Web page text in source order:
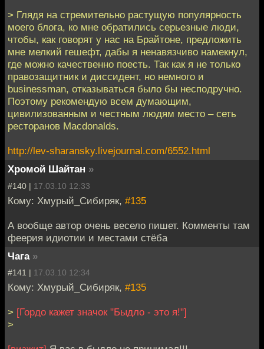
> Глядя на стремительно растущую популярность
моего блога, ко мне обратились серьезные люди,
чтобы, как говорят у нас на Брайтоне, предложить
мне мелкий гешефт, дабы я ненавязчиво намекнул,
где можно качественно поесть. Так как я не только
правозащитник и диссидент, но немного и
businessman, отказываться было бы несподручно.
Поэтому рекомендую всем думающим,
цивилизованным и честным людям место – сеть
ресторанов Macdonalds.
http://lev-sharansky.livejournal.com/6552.html
Хромой Шайтан »
#140 | 17.03.10 12:33
Кому: Хмурый_Сибиряк, #135
А вообще автор очень весело пишет. Комменты там
феерия идиотии и местами стёба
Чага »
#141 | 17.03.10 12:34
Кому: Хмурый_Сибиряк, #135
> [Гордо кажет значок "Быдло - это я!"]
>